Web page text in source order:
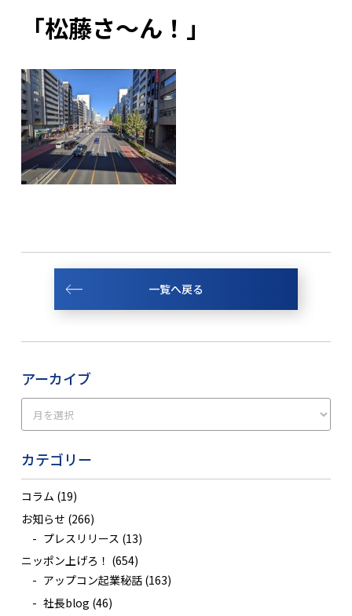
「松藤さ～ん！」
一覧へ戻る
アーカイブ
カテゴリー
コラム (19)
お知らせ (266)
プレスリリース (13)
ニッポン上げろ！ (654)
アップコン起業秘話(163)
社長blog (46)